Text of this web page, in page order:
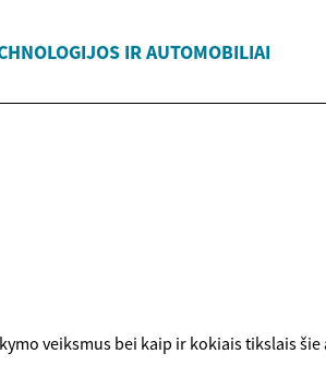
IR AUTOMOBILIAI
veiksmus bei kaip ir kokiais tikslais šie